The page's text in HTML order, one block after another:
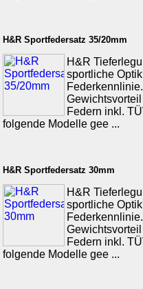
H&R Sportfedersatz 35/20mm
H&R
sportliche
Federn inkl.
folgende Modelle gee ...
H&R Sportfedersatz 30mm
H&R
sportliche
Federn inkl.
folgende Modelle gee ...